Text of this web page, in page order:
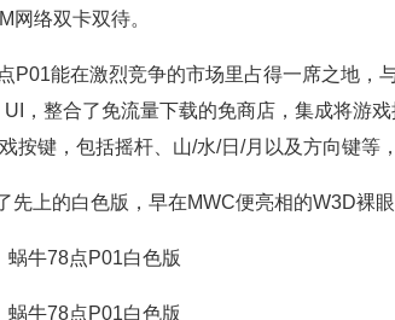
网络双卡双待。
P01能在激烈竞争的市场里占得一席之地，
UI，整合了免流量下载的免商店，集成将游
按键，包括摇杆、山/水/日/月以及方向键等
先上的白色版，早在MWC便亮相的W3D裸